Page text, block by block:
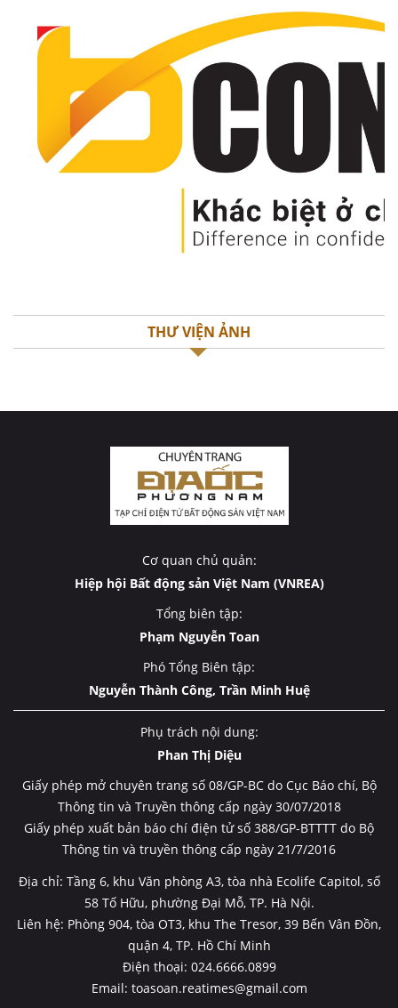
THƯ VIỆN ẢNH
Cơ quan chủ quản:
Hiệp hội Bất động sản Việt Nam (VNREA)
Tổng biên tập:
Phạm Nguyễn Toan
Phó Tổng Biên tập:
Nguyễn Thành Công, Trần Minh Huệ
Phụ trách nội dung:
Phan Thị Diệu
Giấy phép mở chuyên trang số 08/GP-BC do Cục Báo chí, Bộ
Thông tin và Truyền thông cấp ngày 30/07/2018
Giấy phép xuất bản báo chí điện tử số 388/GP-BTTTT do Bộ
Thông tin và truyền thông cấp ngày 21/7/2016
Địa chỉ: Tầng 6, khu Văn phòng A3, tòa nhà Ecolife Capitol, số
58 Tố Hữu, phường Đại Mỗ, TP. Hà Nội.
Liên hệ: Phòng 904, tòa OT3, khu The Tresor, 39 Bến Vân Đồn,
quận 4, TP. Hồ Chí Minh
Điện thoại: 024.6666.0899
Email: toasoan.reatimes@gmail.com